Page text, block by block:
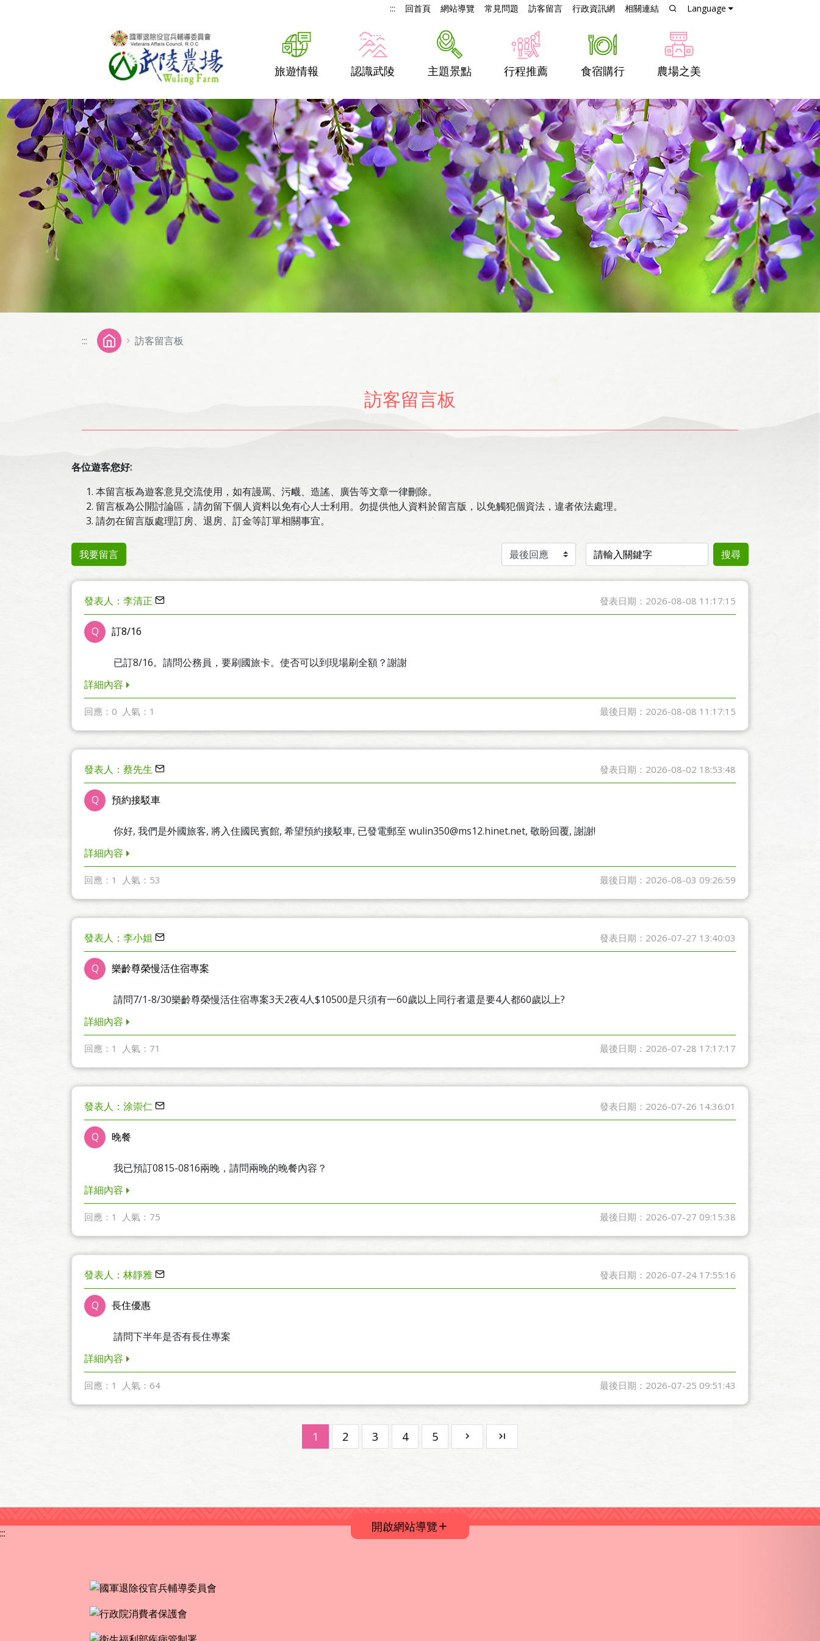
::: 回首頁 網站導覽 常見問題 訪客留言 行政資訊網 相關連結 Language
旅遊情報 認識武陵 主題景點 行程推薦 食宿購行 農場之美
::: 訪客留言板
訪客留言板
各位遊客您好:
本留言板為遊客意見交流使用，如有謾罵、污衊、造謠、廣告等文章一律刪除。
留言板為公開討論區，請勿留下個人資料以免有心人士利用。勿提供他人資料於留言版，以免觸犯個資法，違者依法處理。
請勿在留言版處理訂房、退房、訂金等訂單相關事宜。
我要留言
排序
搜尋關鍵字
搜尋
發表人：李清正 發表日期：2026-08-08 11:17:15
Q 訂8/16
已訂8/16。請問公務員，要刷國旅卡。使否可以到現場刷全額？謝謝
詳細內容
回應：0 人氣：1 最後日期：2026-08-08 11:17:15
發表人：蔡先生 發表日期：2026-08-02 18:53:48
Q 預約接駁車
你好, 我們是外國旅客, 將入住國民賓館, 希望預約接駁車, 已發電郵至 wulin350@ms12.hinet.net, 敬盼回覆, 謝謝!
詳細內容
回應：1 人氣：53 最後日期：2026-08-03 09:26:59
發表人：李小姐 發表日期：2026-07-27 13:40:03
Q 樂齡尊榮慢活住宿專案
請問7/1-8/30樂齡尊榮慢活住宿專案3天2夜4人$10500是只須有一60歲以上同行者還是要4人都60歲以上?
詳細內容
回應：1 人氣：71 最後日期：2026-07-28 17:17:17
發表人：涂崇仁 發表日期：2026-07-26 14:36:01
Q 晚餐
我已預訂0815-0816兩晚，請問兩晚的晚餐內容？
詳細內容
回應：1 人氣：75 最後日期：2026-07-27 09:15:38
發表人：林靜雅 發表日期：2026-07-24 17:55:16
Q 長住優惠
請問下半年是否有長住專案
詳細內容
回應：1 人氣：64 最後日期：2026-07-25 09:51:43
1 2 3 4 5
::: 開啟網站導覽